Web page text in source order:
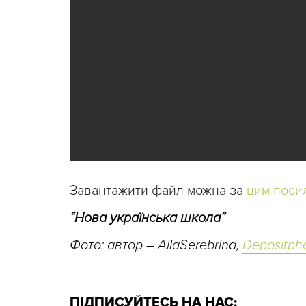
Завантажити файл можна за цим
“Нова українська школа”
Фото: автор – AllaSerebrina,